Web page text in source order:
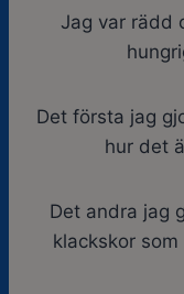
Jag var rädd
Det första jag
hur det
Det andra jag
klackskor